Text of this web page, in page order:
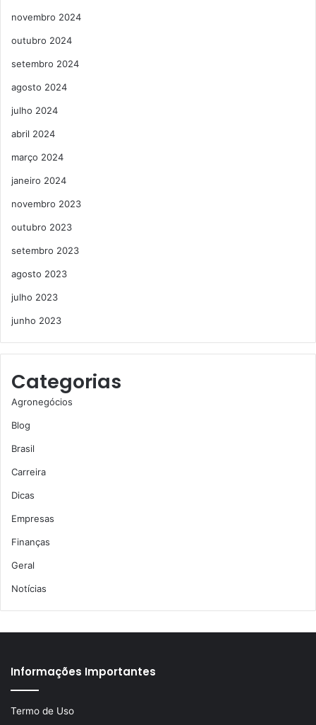
novembro 2024
outubro 2024
setembro 2024
agosto 2024
julho 2024
abril 2024
março 2024
janeiro 2024
novembro 2023
outubro 2023
setembro 2023
agosto 2023
julho 2023
junho 2023
Categorias
Agronegócios
Blog
Brasil
Carreira
Dicas
Empresas
Finanças
Geral
Notícias
Informações Importantes
Termo de Uso